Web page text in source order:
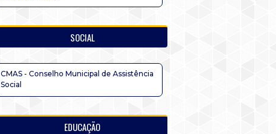
SOCIAL
CMAS - Conselho Municipal de Assistência
Social
EDUCAÇÃO